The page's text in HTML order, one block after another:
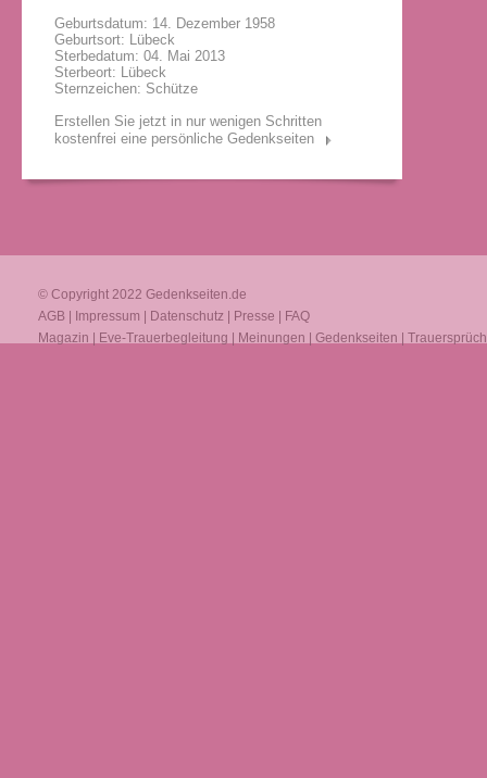
Geburtsdatum: 14. Dezember 1958
Geburtsort: Lübeck
Sterbedatum: 04. Mai 2013
Sterbeort: Lübeck
Sternzeichen: Schütze
Erstellen Sie jetzt in nur wenigen Schritten
kostenfrei eine persönliche Gedenkseiten
© Copyright 2022 Gedenkseiten.de
AGB
Impressum Datenschutz Presse
FAQ
Magazin
Eve-Trauerbegleitung Meinungen Gedenkseiten